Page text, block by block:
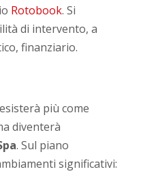
Rotobook. Si
di intervento, a
finanziario.
più come
diventerà
. Sul piano
significativi: